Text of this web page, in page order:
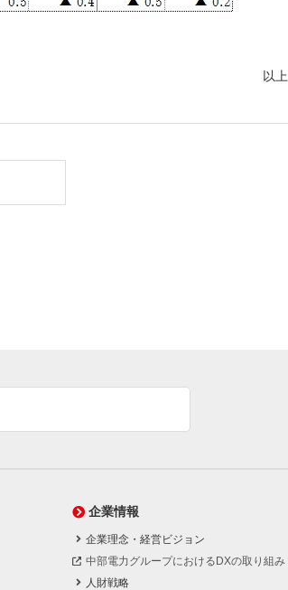
以上
企業情報
企業理念・経営ビジョン
中部電力グループにおけるDXの取り組み
人財戦略